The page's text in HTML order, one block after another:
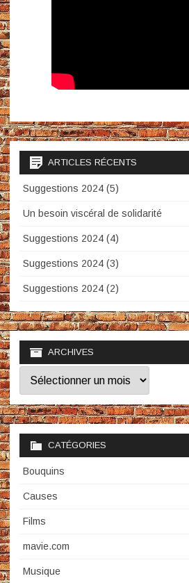
ARTICLES RÉCENTS
Suggestions 2024 (5)
Un besoin viscéral de solidarité
Suggestions 2024 (4)
Suggestions 2024 (3)
Suggestions 2024 (2)
ARCHIVES
Archives
CATÉGORIES
Bouquins
Causes
Films
mavie.com
Musique